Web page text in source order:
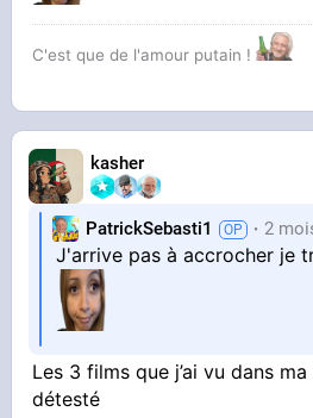
C'est que de l'amour putain !
kasher
PatrickSebasti1 2
J'arrive pas à accrocher je
Les 3 films que j’ai vu dans
détesté